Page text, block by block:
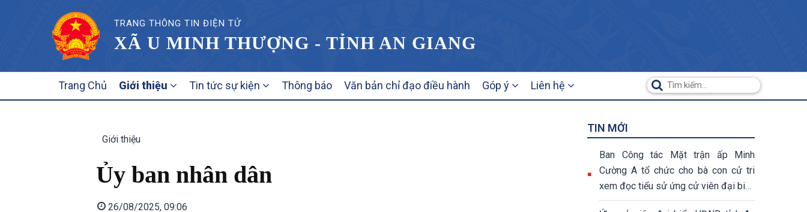
TRANG THÔNG TIN ĐIỆN TỬ
XÃ U MINH THƯỢNG - TỈNH AN GIANG
NAVIGATION
Trang Chủ Giới thiệu Tin tức sự kiện Thông báo Văn bản chỉ đạo điều hành Góp ý Liên hệ
Giới thiệu
Ủy ban nhân dân
26/08/2025, 09:06
TIN MỚI
Ban Công tác Mặt trận ấp Minh
Cường A tổ chức cho bà con cử tri
xem đọc tiểu sử ứng cử viên đại biểu
Quốc hội và đại biểu HĐND các cấp